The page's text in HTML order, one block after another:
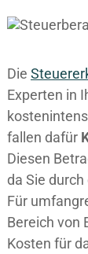
Die
Experten in
fallen dafür
Diesen
da Sie
Für
Bereich von
Kosten für